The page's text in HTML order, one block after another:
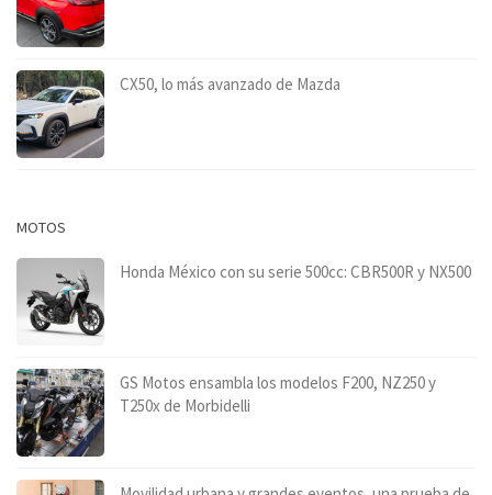
CX50, lo más avanzado de Mazda
MOTOS
Honda México con su serie 500cc: CBR500R y NX500
GS Motos ensambla los modelos F200, NZ250 y
T250x de Morbidelli